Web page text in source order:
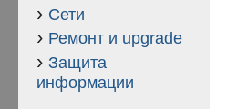
Сети
Ремонт и upgrade
Защита
информации